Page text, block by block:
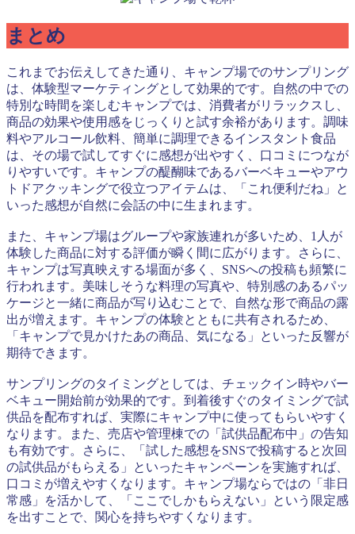
まとめ
これまでお伝えしてきた通り、キャンプ場でのサンプリング
は、体験型マーケティングとして効果的です。自然の中での
特別な時間を楽しむキャンプでは、消費者がリラックスし、
商品の効果や使用感をじっくりと試す余裕があります。調味
料やアルコール飲料、簡単に調理できるインスタント食品
は、その場で試してすぐに感想が出やすく、口コミにつなが
りやすいです。キャンプの醍醐味であるバーベキューやアウ
トドアクッキングで役立つアイテムは、「これ便利だね」と
いった感想が自然に会話の中に生まれます。
また、キャンプ場はグループや家族連れが多いため、1人が
体験した商品に対する評価が瞬く間に広がります。さらに、
キャンプは写真映えする場面が多く、SNSへの投稿も頻繁に
行われます。美味しそうな料理の写真や、特別感のあるパッ
ケージと一緒に商品が写り込むことで、自然な形で商品の露
出が増えます。キャンプの体験とともに共有されるため、
「キャンプで見かけたあの商品、気になる」といった反響が
期待できます。
サンプリングのタイミングとしては、チェックイン時やバー
ベキュー開始前が効果的です。到着後すぐのタイミングで試
供品を配布すれば、実際にキャンプ中に使ってもらいやすく
なります。また、売店や管理棟での「試供品配布中」の告知
も有効です。さらに、「試した感想をSNSで投稿すると次回
の試供品がもらえる」といったキャンペーンを実施すれば、
口コミが増えやすくなります。キャンプ場ならではの「非日
常感」を活かして、「ここでしかもらえない」という限定感
を出すことで、関心を持ちやすくなります。